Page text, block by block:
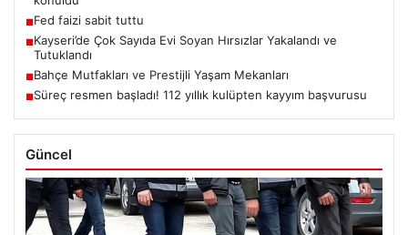
Kayseri’de Çok Sayıda Evi Soyan Hırsızlar Yakalandı ve
Tutuklandı
■Bahçe Mutfakları ve Prestijli Yaşam Mekanları
Süreç resmen başladı! 112 yıllık kulüpten kayyım başvurusu
Güncel
07/08/2026